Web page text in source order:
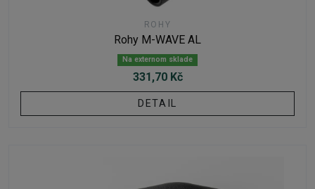
ROHY
Rohy M-WAVE AL
Na externom sklade
331,70 Kč
DETAIL